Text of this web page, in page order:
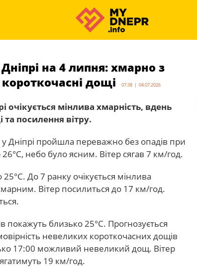
на 4 липня: хмарно з
дощі
07:38 | 04.07.2026
очікується мінлива хмарність, вдень
посилення вітру.
Дніпрі пройшла переважно без опадів при
26°C, небо було ясним. Вітер сягав 7 км/год.
25°C. До 7 ранку очікується мінлива
Вітер посилиться до 17 км/год.
покажуть близько 25°C. Прогнозується
невеликих короткочасних дощів
17:00 можливий невеликий дощ. Вітер
19 км/год.